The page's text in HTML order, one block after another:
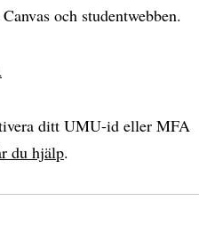
och studentwebben.
ditt UMU-id eller MFA
du hjälp.